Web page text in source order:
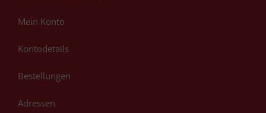
Mein Konto
Kontodetails
Bestellungen
Adressen